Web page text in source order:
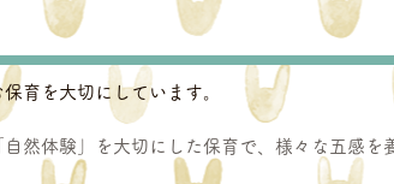
育を大切にしています。
然体験」を大切にした保育で、様々な五感を